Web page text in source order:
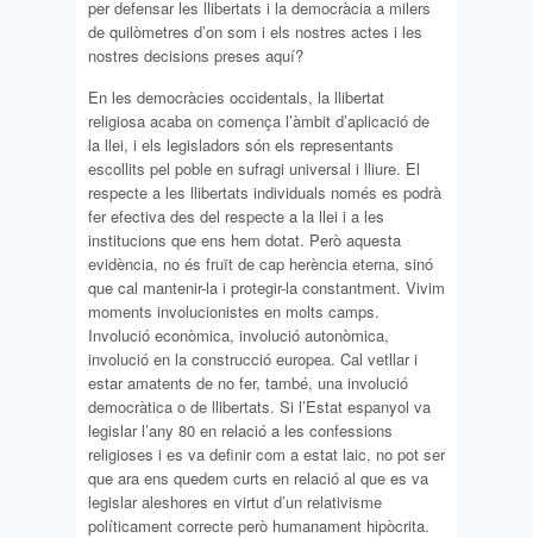
per defensar les llibertats i la democràcia a milers
de quilòmetres d’on som i els nostres actes i les
nostres decisions preses aquí?
En les democràcies occidentals, la llibertat
religiosa acaba on comença l’àmbit d’aplicació de
la llei, i els legisladors són els representants
escollits pel poble en sufragi universal i lliure. El
respecte a les llibertats individuals només es podrà
fer efectiva des del respecte a la llei i a les
institucions que ens hem dotat. Però aquesta
evidència, no és fruït de cap herència eterna, sinó
que cal mantenir-la i protegir-la constantment. Vivim
moments involucionistes en molts camps.
Involució econòmica, involució autonòmica,
involució en la construcció europea. Cal vetllar i
estar amatents de no fer, també, una involució
democràtica o de llibertats. Si l’Estat espanyol va
legislar l’any 80 en relació a les confessions
religioses i es va definir com a estat laic, no pot ser
que ara ens quedem curts en relació al que es va
legislar aleshores en virtut d’un relativisme
políticament correcte però humanament hipòcrita.